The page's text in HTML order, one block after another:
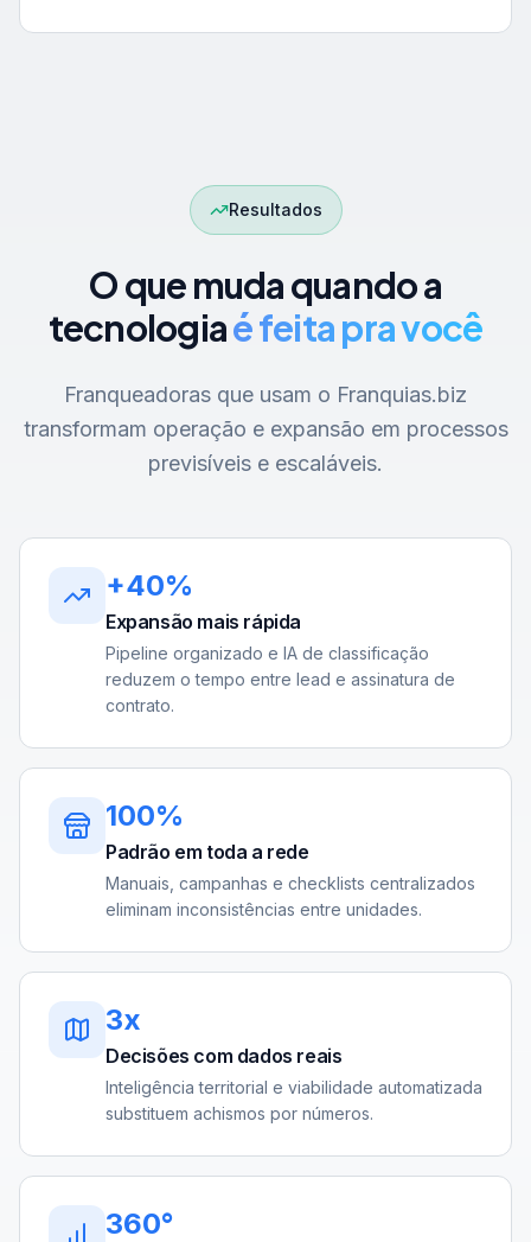
Resultados
O que muda quando a
tecnologiaé feita pra você
Franqueadoras que usam o Franquias.biz
transformam operação e expansão em processos
previsíveis e escaláveis.
+40%
Expansão mais rápida
Pipeline organizado e IA de classificação
reduzem o tempo entre lead e assinatura de
contrato.
100%
Padrão em toda a rede
Manuais, campanhas e checklists centralizados
eliminam inconsistências entre unidades.
3x
Decisões com dados reais
Inteligência territorial e viabilidade automatizada
substituem achismos por números.
360°